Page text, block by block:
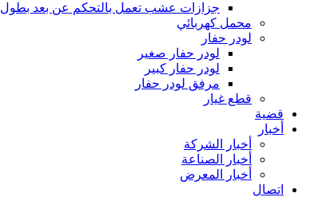
جزازات عشب تعمل بالتحكم عن بعد بطول 1200 مم
محمل كهربائي
لودر حفار
لودر حفار صغير
لودر حفار كبير
مرفق لودر حفار
قطع غيار
قضية
أخبار
أخبار الشركة
أخبار الصناعة
أخبار المعرض
اتصال